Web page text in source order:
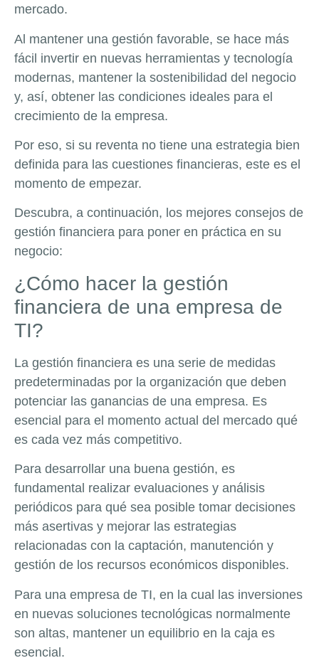
mercado.
Al mantener una gestión favorable, se hace más
fácil invertir en nuevas herramientas y tecnología
modernas, mantener la sostenibilidad del negocio
y, así, obtener las condiciones ideales para el
crecimiento de la empresa.
Por eso, si su reventa no tiene una estrategia bien
definida para las cuestiones financieras, este es el
momento de empezar.
Descubra, a continuación, los mejores consejos de
gestión financiera para poner en práctica en su
negocio:
¿Cómo hacer la gestión
financiera de una empresa de
TI?
La gestión financiera es una serie de medidas
predeterminadas por la organización que deben
potenciar las ganancias de una empresa. Es
esencial para el momento actual del mercado qué
es cada vez más competitivo.
Para desarrollar una buena gestión, es
fundamental realizar evaluaciones y análisis
periódicos para qué sea posible tomar decisiones
más asertivas y mejorar las estrategias
relacionadas con la captación, manutención y
gestión de los recursos económicos disponibles.
Para una empresa de TI, en la cual las inversiones
en nuevas soluciones tecnológicas normalmente
son altas, mantener un equilibrio en la caja es
esencial.